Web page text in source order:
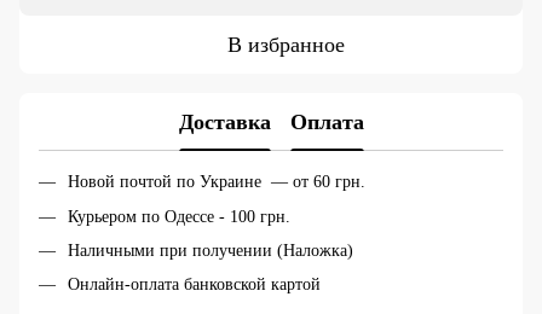
В избранное
Доставка Оплата
Новой почтой по Украине — от 60 грн.
Курьером по Одессе - 100 грн.
Наличными при получении (Наложка)
Онлайн-оплата банковской картой